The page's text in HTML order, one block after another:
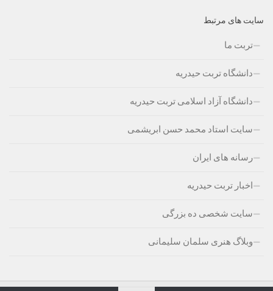
سایت های مرتبط
تربت ما
دانشگاه تربت حیدریه
دانشگاه آزاد اسلامی تربت حیدریه
سایت استاد محمد حسن ابریشمی
رسانه های ایران
اخبار تربت حیدریه
سایت شخصی ده بزرگی
وبلاگ هنری سلمان سلیمانی